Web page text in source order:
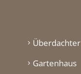
Gartenhaus